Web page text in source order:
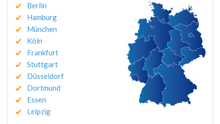
Berlin
Hamburg
München
Köln
Frankfurt
Stuttgart
Düsseldorf
Dortmund
Essen
Leipzig